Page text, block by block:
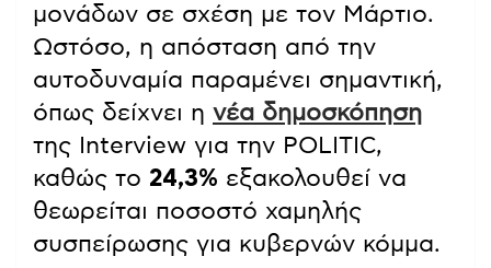
μονάδων σε σχέση με τον Μάρτιο.
Ωστόσο, η απόσταση από την
αυτοδυναμία παραμένει σημαντική,
όπως δείχνει η νέα δημοσκόπηση
της Interview για την POLITIC,
καθώς το 24,3% εξακολουθεί να
θεωρείται ποσοστό χαμηλής
συσπείρωσης για κυβερνών κόμμα.